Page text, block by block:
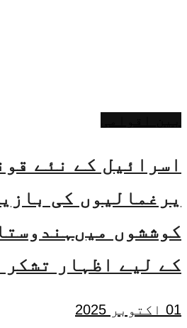
اسرائیل کے نئے
یرغمالیوں کی
کوششوں
کے لیے اظہار تشکر
01 اکتوبر 2025